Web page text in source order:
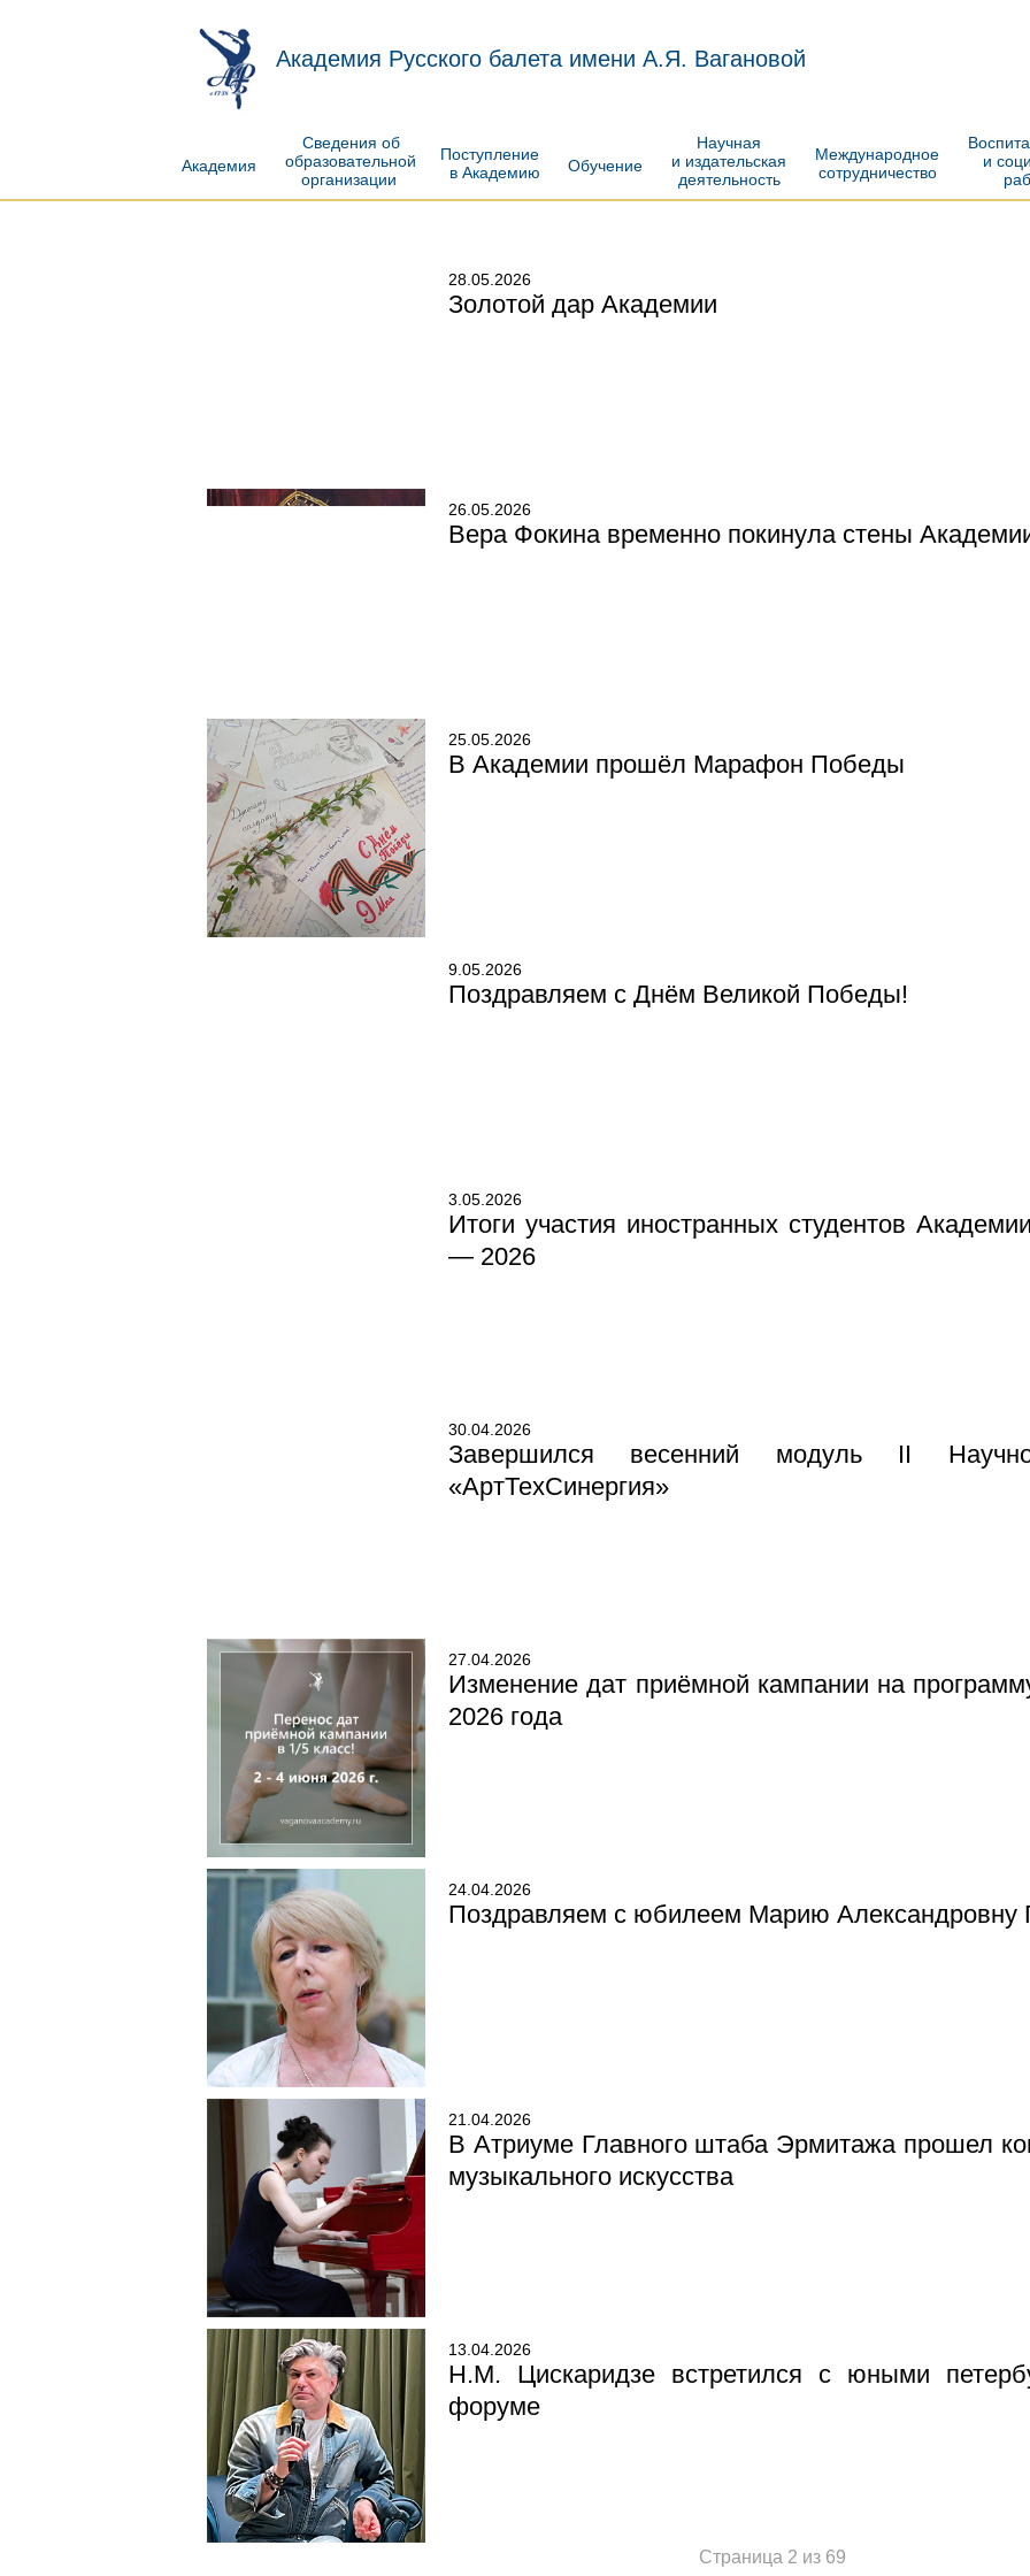
Академия Русского балета имени А.Я. Вагановой
Академия
Сведения об
образовательной
организации
Поступление
в Академию
Обучение
Научная
и издательская
деятельность
Международное
сотрудничество
и
28.05.2026
Золотой дар Академии
26.05.2026
Вера Фокина временно покинула стены
25.05.2026
В Академии прошёл Марафон Победы
9.05.2026
Поздравляем с Днём Великой Победы!
3.05.2026
Итоги участия иностранных студентов
— 2026
30.04.2026
Завершился весенний модуль II Научно-
«АртТехСинергия»
27.04.2026
Изменение дат приёмной кампании на
2026 года
24.04.2026
Поздравляем с юбилеем Марию Александровну
21.04.2026
В Атриуме Главного штаба Эрмитажа прошел
музыкального искусства
13.04.2026
Н.М. Цискаридзе встретился с юными
форуме
Страница 2 из 69